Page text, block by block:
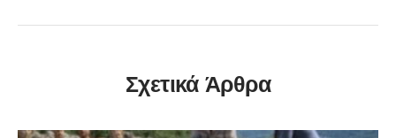
Σχετικά Άρθρα